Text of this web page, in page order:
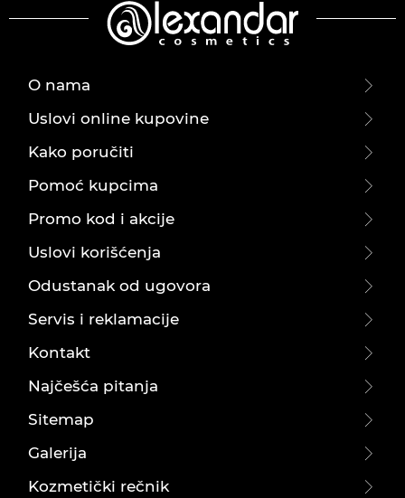
O nama
Uslovi online kupovine
Kako poručiti
Pomoć kupcima
Promo kod i akcije
Uslovi korišćenja
Odustanak od ugovora
Servis i reklamacije
Kontakt
Najčešća pitanja
Sitemap
Galerija
Kozmetički rečnik